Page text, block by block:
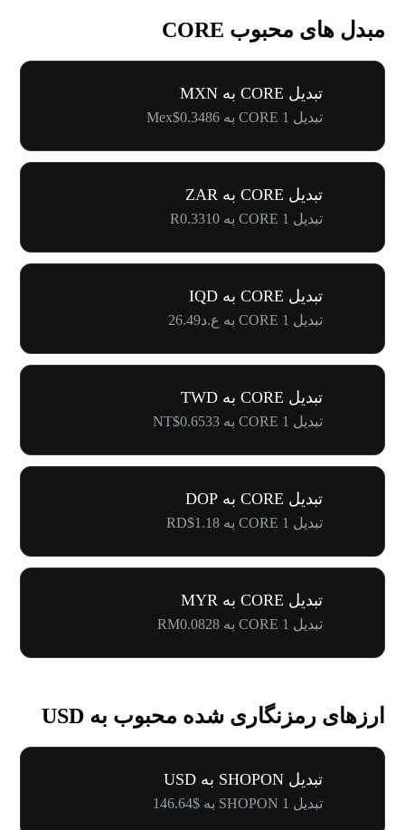
مبدل های محبوب CORE
تبدیل CORE به MXN
تبدیل 1 CORE به Mex$0.3486
تبدیل CORE به ZAR
تبدیل 1 CORE به R0.3310
تبدیل CORE به IQD
تبدیل 1 CORE به ع.د26.49
تبدیل CORE به TWD
تبدیل 1 CORE به NT$0.6533
تبدیل CORE به DOP
تبدیل 1 CORE به RD$1.18
تبدیل CORE به MYR
تبدیل 1 CORE به RM0.0828
ارزهای رمزنگاری شده محبوب به USD
تبدیل SHOPON به USD
تبدیل 1 SHOPON به $146.64